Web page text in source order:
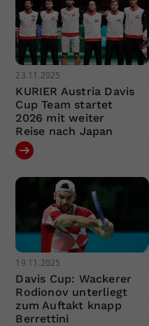
23.11.2025
KURIER Austria Davis
Cup Team startet
2026 mit weiter
Reise nach Japan
19.11.2025
Davis Cup: Wackerer
Rodionov unterliegt
zum Auftakt knapp
Berrettini